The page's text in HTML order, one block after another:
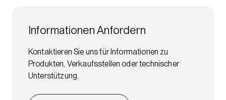
Informationen Anfordern
Kontaktieren Sie uns für Informationen zu
Produkten, Verkaufsstellen oder technischer
Unterstützung.